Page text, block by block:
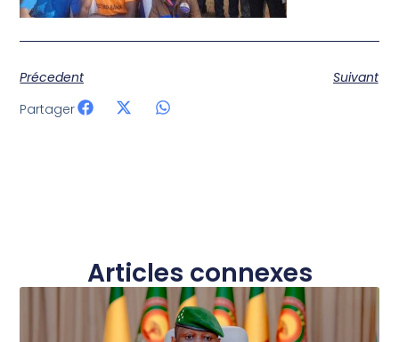
Précedent
Suivant
Partager
Articles connexes